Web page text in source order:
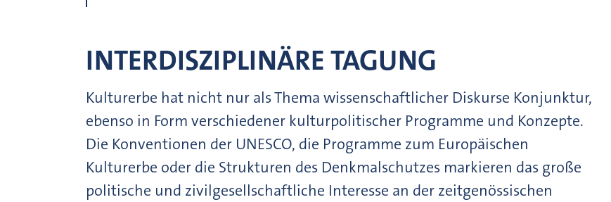
INTERDISZIPLINÄRE TAGUNG
Kulturerbe hat nicht nur als Thema wissenschaftlicher Diskurse Konjunktur,
ebenso in Form verschiedener kulturpolitischer Programme und Konzepte.
Die Konventionen der UNESCO, die Programme zum Europäischen
Kulturerbe oder die Strukturen des Denkmalschutzes markieren das große
politische und zivilgesellschaftliche Interesse an der zeitgenössischen